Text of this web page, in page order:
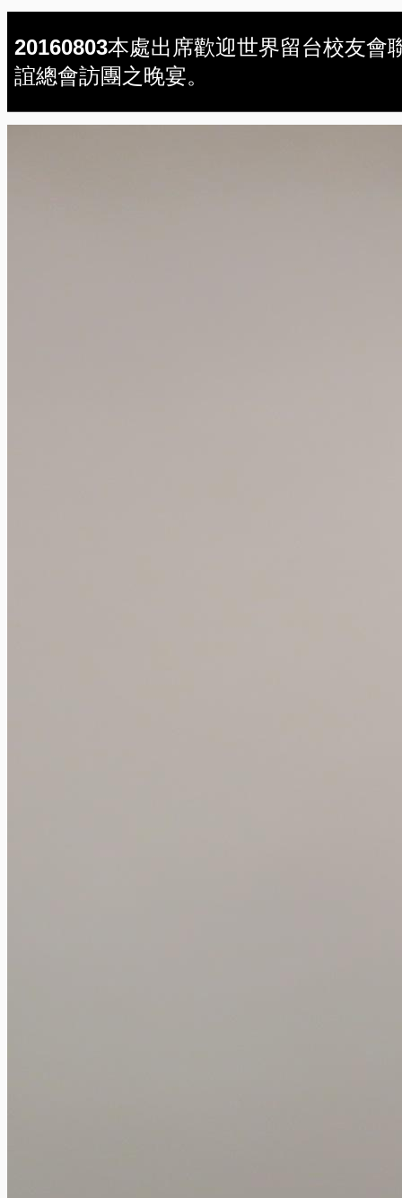
20160803本處出席歡迎世界留台校友會
誼總會訪團之晚宴。